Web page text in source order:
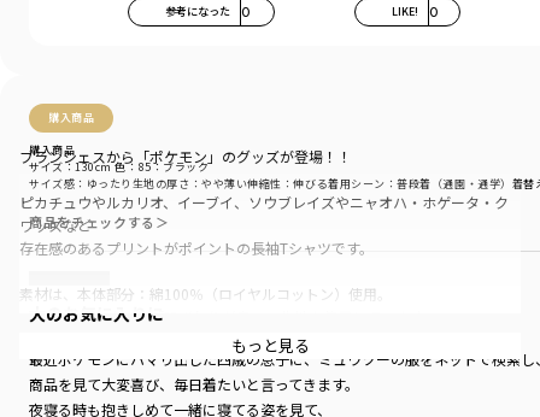
参考になった 0 LIKE! 0
購入商品
購入商品
サイズ感 ：ゆったり 生地の厚さ ：やや薄い伸縮性 ：伸びる着用シーン ：普段着（通園・通学） 着替
サイズ：130cm色：85：ブラック
商品をチェックする＞
大のお気に入りに
最近ポケモンにハマり出した四歳の息子に、ミュウツーの服をネットで検索
商品を見て大変喜び、毎日着たいと言ってきます。
夜寝る時も抱きしめて一緒に寝てる姿を見て、
ブランシェスから「ポケモン」のグッズが登場！！
ピカチュウやルカリオ、イーブイ、ソウブレイズやニャオハ・ホゲータ・ク
ワッスなど
存在感のあるプリントがポイントの長袖Tシャツです。
素材は、本体部分：綿100％（ロイヤルコットン）使用。
「吸汗性」にすぐれ「肌ざわりが良い」生地を使用しています。
お名前ネームが付いているので、通園にもおすすめです。
カラーは、
IV（アイボリー）：ニャオハ・ホゲータ・クワッス。バックプリントは最終
もっと見る